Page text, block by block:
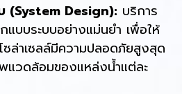
(System Design): บริการ
แบบระบบอย่างแม่นยำ เพื่อให้
ล่าเซลล์มีความปลอดภัยสูงสุด
แวดล้อมของแหล่งน้ำแต่ละ